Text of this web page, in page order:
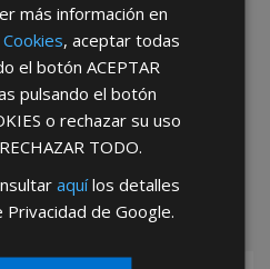
más información en
, aceptar todas
el botónACEPTAR
pulsando el botón
o rechazar su uso
RECHAZAR TODO.
aquílos detalles
de Google.